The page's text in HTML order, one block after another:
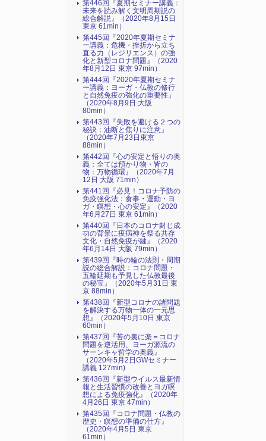
第446回『夏期セミナー講義：
未来を読み解く文明周期説の
総合解説』（2020年8月15日
東京 61min）
第445回『2020年夏期セミナ
ー講義：危機・挫折から立ち
直る力（レジリエンス）の強
化と新型コロナ問題』（2020
年8月12日 東京 97min）
第444回『2020年夏期セミナ
ー講義：ヨーガ・仏教の修行
と自然免疫の強化の重要性』
（2020年8月9日 大阪
80min）
第443回『失敗を避ける２つの
秘訣：油断と焦りに注意』
（2020年7月23日東京
88min）
第442回『心の安定と悟りの奥
義：全ては預かり物・皆の
物：万物循環』（2020年7月
12日 大阪 71min）
第441回『必見！コロナ予防の
免疫強化法：食事・運動・ヨ
ガ・瞑想・心の安定』（2020
年6月27日 東京 61min）
第440回『日本のコロナ封じ成
功の背景に疫病神を祭る共存
文化・自然免疫が鍵』（2020
年6月14日 大阪 79min）
第439回『時の輪の法則・周期
説の総合解説：コロナ問題・
五輪延期も予見した仏教最後
の秘宝』（2020年5月31日 東
京 88min）
第438回『新型コロナの諸問題
を解決する万物一体の一元思
想』（2020年5月10日 東京
60min）
第437回『苦の裏に楽＝コロナ
問題を逆活用、ヨーガ源流の
サーンキャ哲学の奥義』
（2020年5月2日GWセミナー
講義 127min)
第436回『新型ウイルス最新情
報と生活習慣の改善とヨガ瞑
想による免疫強化』（2020年
4月26日 東京 47min）
第435回『コロナ問題・仏教の
歴史・瞑想の準備の仕方』
（2020年4月5日 東京
61min）